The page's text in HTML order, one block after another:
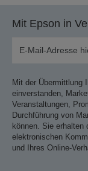
Mit Epson in
Mit der Übermittlung
einverstanden,
Veranstaltungen,
Durchführung von
können. Sie erhalten
elektronischen
und Ihres Online-